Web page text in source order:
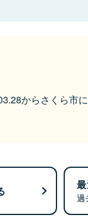
からさくら市
過